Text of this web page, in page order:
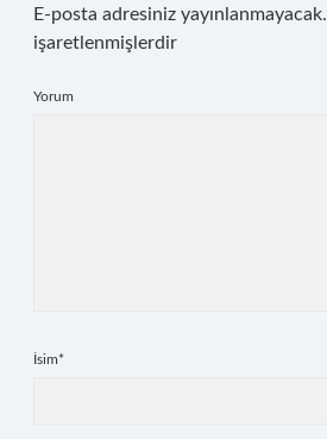
E-posta adresiniz yayınlanmayacak.
işaretlenmişlerdir
Yorum
İsim*